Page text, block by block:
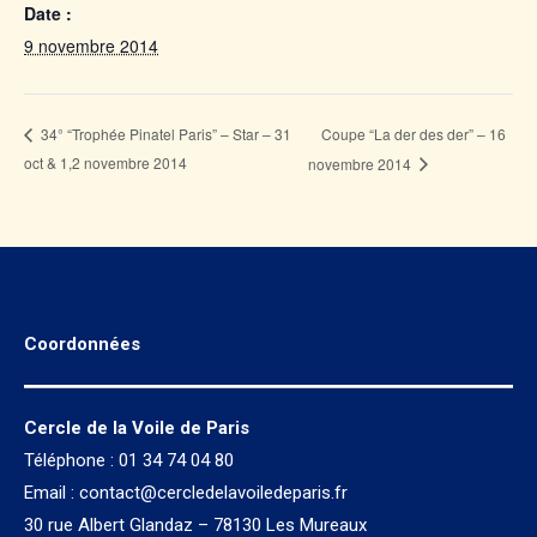
Date :
9 novembre 2014
34° “Trophée Pinatel Paris” – Star – 31
oct & 1,2 novembre 2014
Coupe “La der des der” – 16
novembre 2014
Coordonnées
Cercle de la Voile de Paris
Téléphone : 01 34 74 04 80
Email : contact@cercledelavoiledeparis.fr
30 rue Albert Glandaz – 78130 Les Mureaux